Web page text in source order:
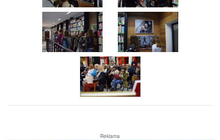
Reklama